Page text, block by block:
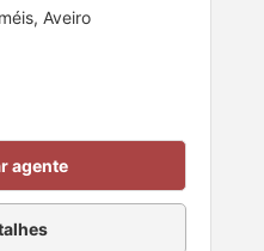
Aveiro
agente